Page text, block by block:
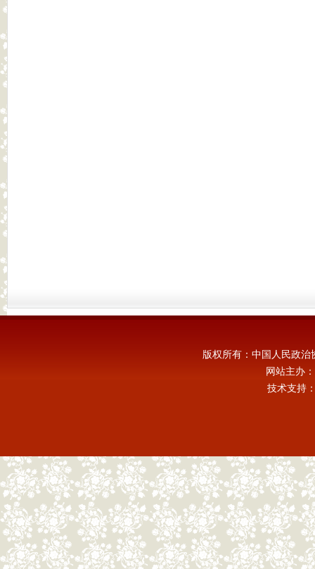
版权所有：中国人民政
网站主办
技术支持